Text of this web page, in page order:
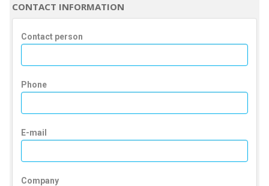
CONTACT INFORMATION
Contact person
Phone
E-mail
Company